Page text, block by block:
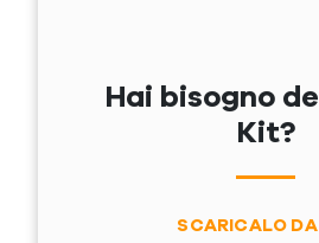
Hai bisogno
Kit?
SCARICALO DA